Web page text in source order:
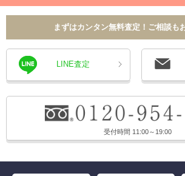
まずはカンタン無料査定！ご相談も
LINE査定
受付時間 11:00～19:00